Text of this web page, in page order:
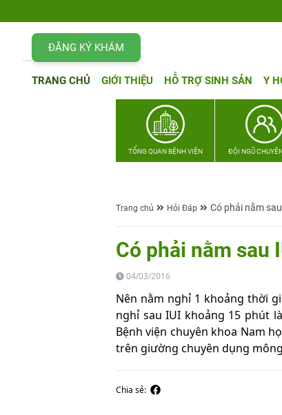
ĐĂNG KÝ KHÁM
TRANG CHỦ GIỚI THIỆU HỖ TRỢ SINH SẢN Y
TỔNG QUAN BỆNH VIỆN ĐỘI NGŨ
Trang chủ Hỏi Đáp Có phải nằm
Có phải nằm sau
04/03/2016
Nên nằm nghỉ 1 khoảng thời
nghỉ sau IUI khoảng 15 phút
Bệnh viện chuyên khoa Nam
trên giường chuyên dụng
Chia sẻ: